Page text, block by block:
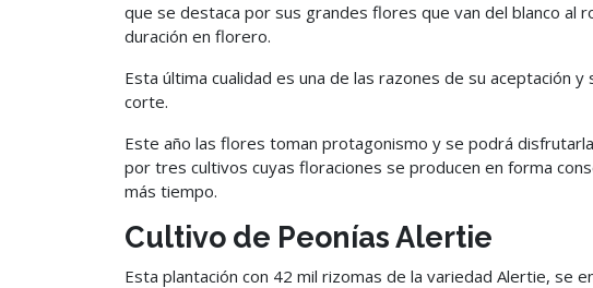
que se destaca por sus grandes flores que van del blanco al
duración en florero.
Esta última cualidad es una de las razones de su aceptación
corte.
Este año las flores toman protagonismo y se podrá
por tres cultivos cuyas floraciones se producen en forma
más tiempo.
Cultivo de Peonías Alertie
Esta plantación con 42 mil rizomas de la variedad Alertie, se